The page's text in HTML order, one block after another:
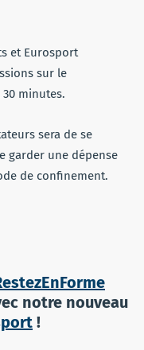
et Eurosport
sur le
minutes.
sera de se
garder une dépense
de confinement.
notre nouveau
!